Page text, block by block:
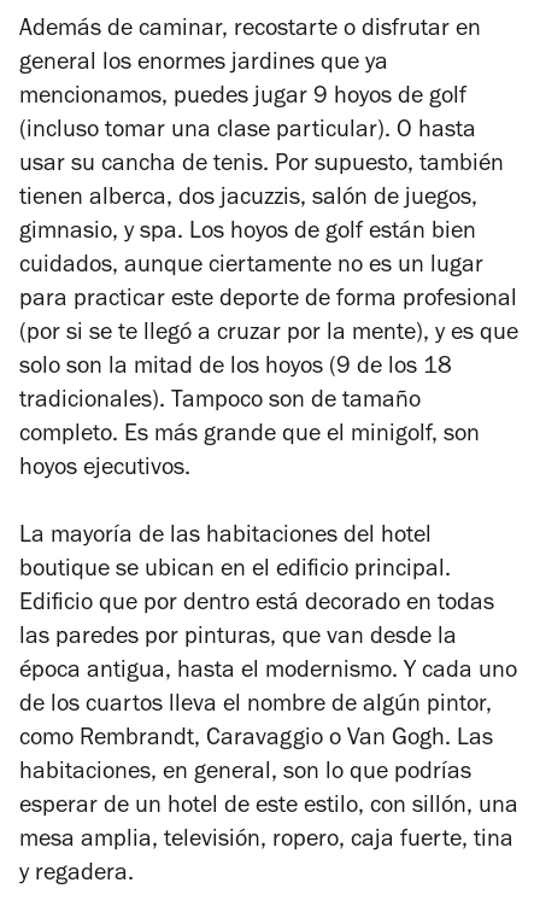
Además de caminar, recostarte o disfrutar en
general los enormes jardines que ya
mencionamos, puedes jugar 9 hoyos de golf
(incluso tomar una clase particular). O hasta
usar su cancha de tenis. Por supuesto, también
tienen alberca, dos jacuzzis, salón de juegos,
gimnasio, y spa. Los hoyos de golf están bien
cuidados, aunque ciertamente no es un lugar
para practicar este deporte de forma profesional
(por si se te llegó a cruzar por la mente), y es que
solo son la mitad de los hoyos (9 de los 18
tradicionales). Tampoco son de tamaño
completo. Es más grande que el minigolf, son
hoyos ejecutivos.
La mayoría de las habitaciones del hotel
boutique se ubican en el edificio principal.
Edificio que por dentro está decorado en todas
las paredes por pinturas, que van desde la
época antigua, hasta el modernismo. Y cada uno
de los cuartos lleva el nombre de algún pintor,
como Rembrandt, Caravaggio o Van Gogh. Las
habitaciones, en general, son lo que podrías
esperar de un hotel de este estilo, con sillón, una
mesa amplia, televisión, ropero, caja fuerte, tina
y regadera.